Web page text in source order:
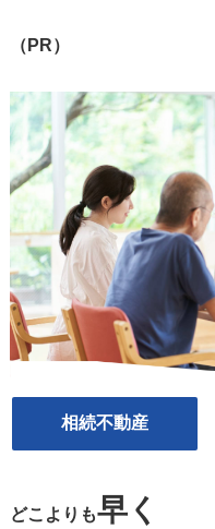
（PR）
相続不動産
どこよりも早く